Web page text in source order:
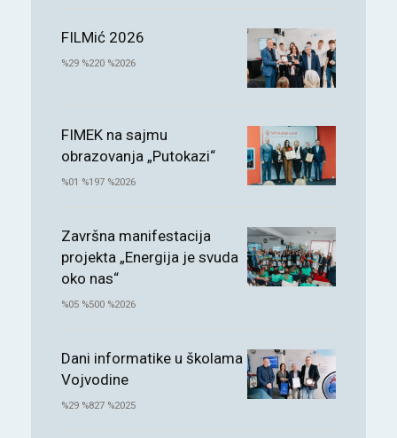
FILMić 2026
%29 %220 %2026
FIMEK na sajmu
obrazovanja „Putokazi“
%01 %197 %2026
Završna manifestacija
projekta „Energija je svuda
oko nas“
%05 %500 %2026
Dani informatike u školama
Vojvodine
%29 %827 %2025